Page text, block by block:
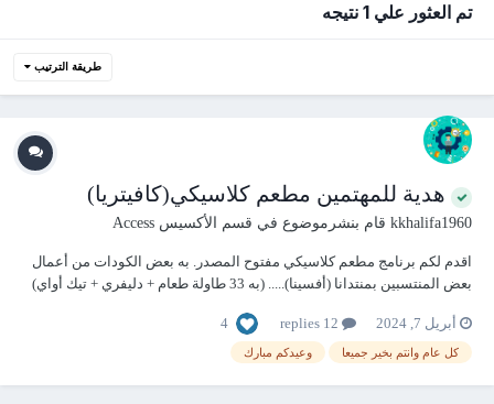
تم العثور علي 1 نتيجه
طريقة الترتيب
هدية للمهتمين مطعم كلاسيكي(كافيتريا)
kkhalifa1960 قام بنشرموضوع في قسم الأكسيس Access
اقدم لكم برنامج مطعم كلاسيكي مفتوح المصدر. به بعض الكودات من أعمال
بعض المنتسبين بمنتدانا (أفسينا)..... (به 33 طاولة طعام + دليفري + تيك أواي)
https://www.mediafire.com/file/j0qasl6mlv1ju3x/CoffeShop.rar/file
أبريل 7, 2024 4
كل عام وانتم بخير جميعا وعيدكم مبارك